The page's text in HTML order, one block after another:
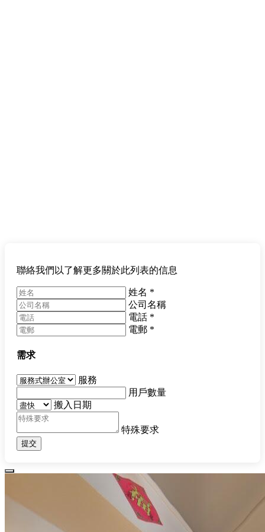
聯絡我們以了解更多關於此列表的信息
姓名 *
公司名稱
電話 *
電郵 *
需求
服務
用戶數量
搬入日期
特殊要求
提交